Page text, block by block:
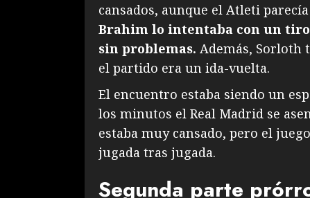
cansados, aunque el Atleti
Brahim lo intentaba con un tiro
sin problemas. Además, Sorloth
el partido era un ida-vuelta.
El encuentro estaba siendo un
los minutos el Real Madrid se
estaba muy cansado, pero el
jugada tras jugada.
Segunda parte